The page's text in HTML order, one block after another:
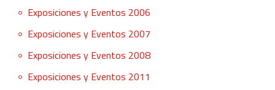
Exposiciones y Eventos 2006
Exposiciones y Eventos 2007
Exposiciones y Eventos 2008
Exposiciones y Eventos 2011